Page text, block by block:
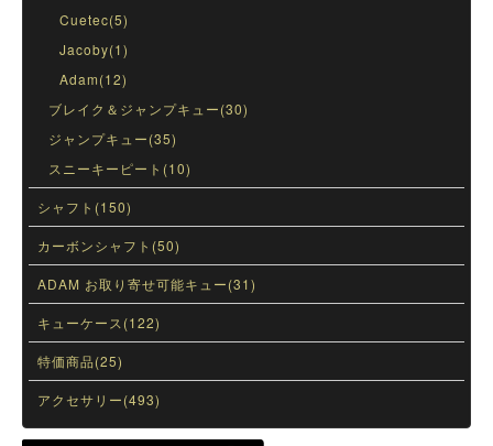
Cuetec(5)
Jacoby(1)
Adam(12)
ブレイク＆ジャンプキュー(30)
ジャンプキュー(35)
スニーキーピート(10)
シャフト(150)
カーボンシャフト(50)
ADAM お取り寄せ可能キュー(31)
キューケース(122)
特価商品(25)
アクセサリー(493)